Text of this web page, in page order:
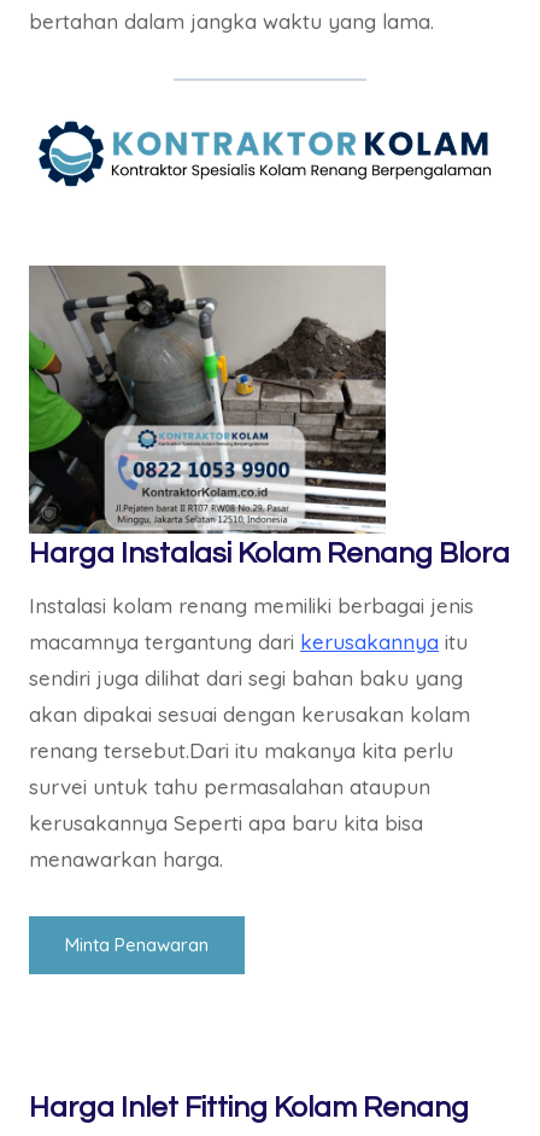
bertahan dalam jangka waktu yang lama.
Harga Instalasi Kolam Renang Blora
Instalasi kolam renang memiliki berbagai jenis
macamnya tergantung dari kerusakannya itu
sendiri juga dilihat dari segi bahan baku yang
akan dipakai sesuai dengan kerusakan kolam
renang tersebut.Dari itu makanya kita perlu
survei untuk tahu permasalahan ataupun
kerusakannya Seperti apa baru kita bisa
menawarkan harga.
Minta Penawaran
Harga Inlet Fitting Kolam Renang